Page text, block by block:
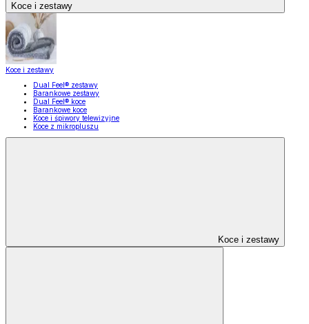
Koce i zestawy
Koce i zestawy
Dual Feel® zestawy
Barankowe zestawy
Dual Feel® koce
Barankowe koce
Koce i śpiwory telewizyjne
Koce z mikropluszu
Koce i zestawy